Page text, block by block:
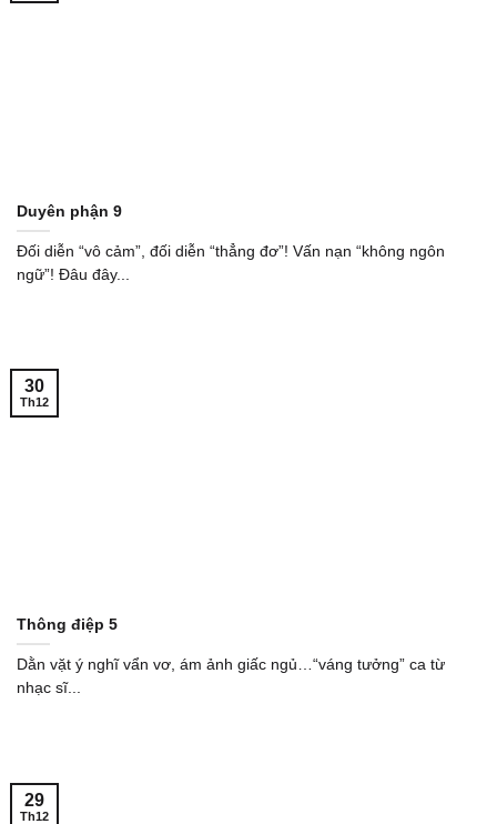
Duyên phận 9
Đối diễn “vô cảm”, đối diễn “thẳng đơ”! Vấn nạn “không ngôn
ngữ”! Đâu đây...
Thông điệp 5
Dằn vặt ý nghĩ vẩn vơ, ám ảnh giấc ngủ…“váng tưởng” ca từ
nhạc sĩ...
30
Th12
29
Th12